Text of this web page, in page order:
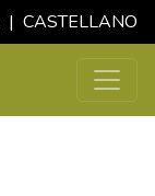
| CASTELLANO